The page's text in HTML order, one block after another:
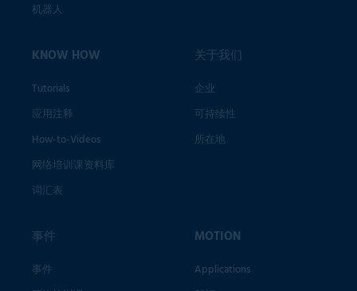
机器人
KNOW HOW
Tutorials
应用注释
How-to-Videos
网络培训课资料库
词汇表
关于我们
企业
可持续性
所在地
事件
事件
MOTION
Applications